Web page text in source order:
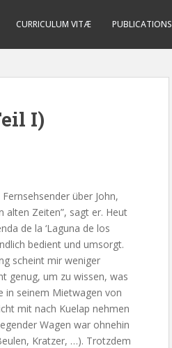
CURRICULUM VITÆ PUBLICATIONS
I)
über John,
alten Zeiten”, sagt er. Heut
de la ‘Laguna de los
bedient und umsorgt.
scheint mir weniger
genug, um zu wissen, was
in seinem Mietwagen von
mit nach Kuelap nehmen
Wagen war ohnehin
Kratzer, …). Trotzdem